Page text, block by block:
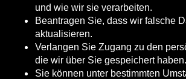
und wie wir sie verarbeiten.
Beantragen Sie, dass wir falsche
aktualisieren.
Verlangen Sie Zugang zu den
die wir über Sie gespeichert haben.
Sie können unter bestimmten